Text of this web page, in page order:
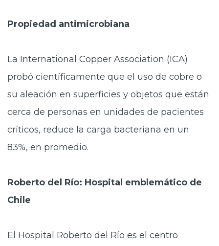
Propiedad antimicrobiana
La International Copper Association (ICA)
probó científicamente que el uso de cobre o
su aleación en superficies y objetos que están
cerca de personas en unidades de pacientes
críticos, reduce la carga bacteriana en un
83%, en promedio.
Roberto del Río: Hospital emblemático de
Chile
El Hospital Roberto del Río es el centro